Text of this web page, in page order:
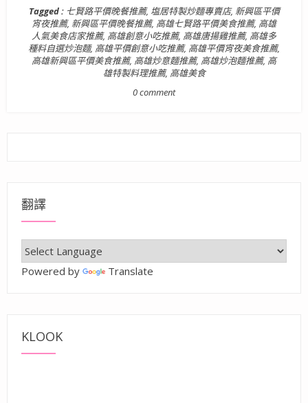
Tagged : 七賢路平價晚餐推薦, 塩居特製炒麵專賣店, 新興區平價
宵夜推薦, 新興區平價晚餐推薦, 高雄七賢路平價美食推薦, 高雄
人氣美食店家推薦, 高雄創意小吃推薦, 高雄唐揚雞推薦, 高雄多
種料自選炒泡麵, 高雄平價創意小吃推薦, 高雄平價宵夜美食推薦,
高雄新興區平價美食推薦, 高雄炒意麵推薦, 高雄炒泡麵推薦, 高
雄特製料理推薦, 高雄美食
0 comment
翻譯
Powered by Translate
KLOOK